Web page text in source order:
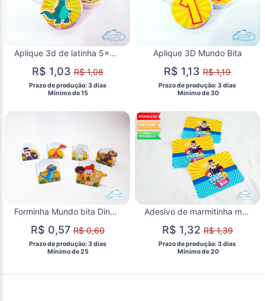
Aplique 3d de latinha 5x5 Mundo Bita dinossauro
R$ 1,03R$ 1,08
Prazo de produção: 3 dias
  Mínimo de 15
Aplique 3D Mundo Bita
R$ 1,13R$ 1,19
Prazo de produção: 3 dias
  Mínimo de 30
Forminha Mundo bita Dinossauro
R$ 0,57R$ 0,60
Prazo de produção: 3 dias
  Mínimo de 25
Adesivo de marmitinha mundo bita
R$ 1,32R$ 1,39
Prazo de produção: 3 dias
  Mínimo de 20